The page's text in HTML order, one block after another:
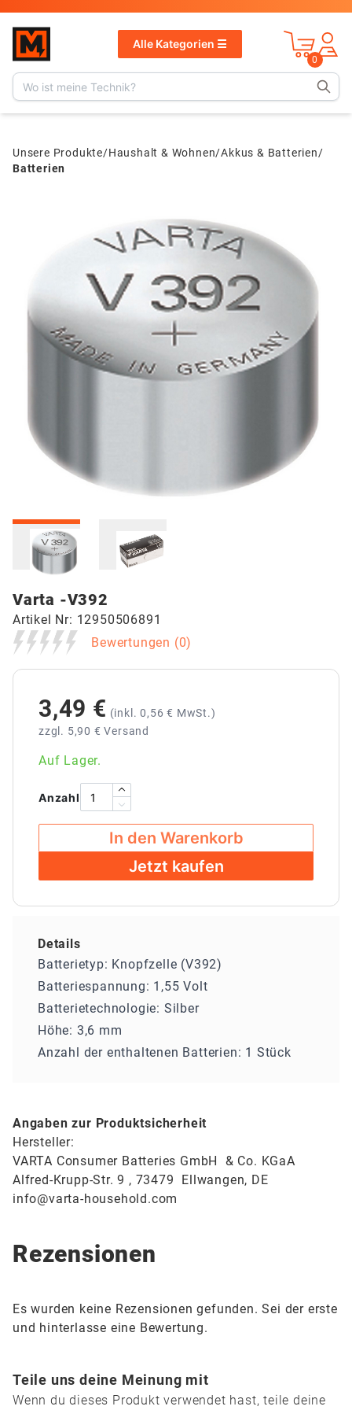
Alle Kategorien ☰
0
Unsere Produkte/Haushalt & Wohnen/Akkus & Batterien/
Batterien
ce12e4c164645357842442324bc6eebb
eeb225b01cce545aaf42525234adc109
Varta -V392
Artikel Nr: 12950506891
Bewertungen (0)
3,49 € (inkl. 0,56 € MwSt.)
zzgl. 5,90 € Versand
Auf Lager.
Anzahl
In den Warenkorb
Jetzt kaufen
Details
Batterietyp: Knopfzelle (V392)
Batteriespannung: 1,55 Volt
Batterietechnologie: Silber
Höhe: 3,6 mm
Anzahl der enthaltenen Batterien: 1 Stück
Angaben zur Produktsicherheit
Hersteller:
VARTA Consumer Batteries GmbH & Co. KGaA
Alfred-Krupp-Str. 9 , 73479 Ellwangen, DE
info@varta-household.com
Rezensionen
Es wurden keine Rezensionen gefunden. Sei der erste
und hinterlasse eine Bewertung.
Teile uns deine Meinung mit
Wenn du dieses Produkt verwendet hast, teile deine